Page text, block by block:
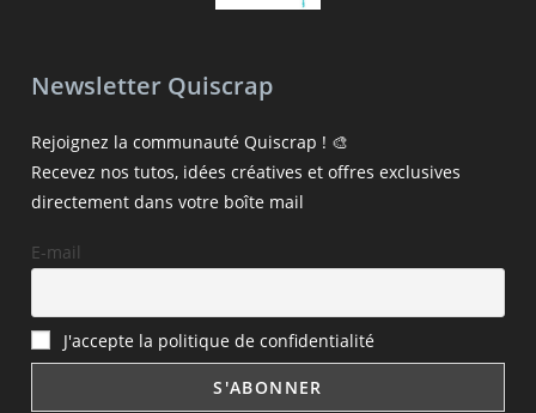
Newsletter Quiscrap
Rejoignez la communauté Quiscrap ! 🎨
Recevez nos tutos, idées créatives et offres exclusives
directement dans votre boîte mail
E-mail
J'accepte la politique de confidentialité